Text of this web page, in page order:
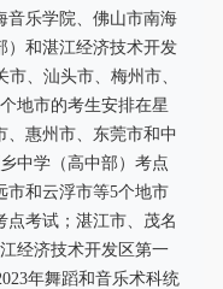
音乐学院、佛山市南海
）和湛江经济技术开发
、汕头市、梅州市、
地市的考生安排在星
、惠州市、东莞市和中
中学（高中部）考点
市和云浮市等5个地市
点考试；湛江市、茂名
经济技术开发区第一
年舞蹈和音乐术科统